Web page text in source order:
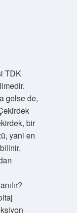
TDK
gelse de,
bir
yani en